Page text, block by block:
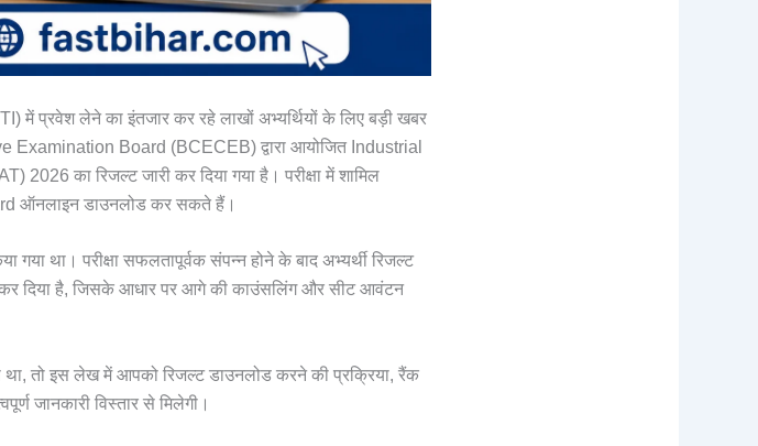
में प्रवेश लेने का इंतजार कर रहे लाखों अभ्यर्थियों के लिए बड़ी खबर
Board (BCECEB) द्वारा आयोजित Industrial
का रिजल्ट जारी कर दिया गया है। परीक्षा में शामिल
ऑनलाइन डाउनलोड कर सकते हैं।
था। परीक्षा सफलतापूर्वक संपन्न होने के बाद अभ्यर्थी रिजल्ट
कर दिया है, जिसके आधार पर आगे की काउंसलिंग और सीट आवंटन
तो इस लेख में आपको रिजल्ट डाउनलोड करने की प्रक्रिया, रैंक
जानकारी विस्तार से मिलेगी।